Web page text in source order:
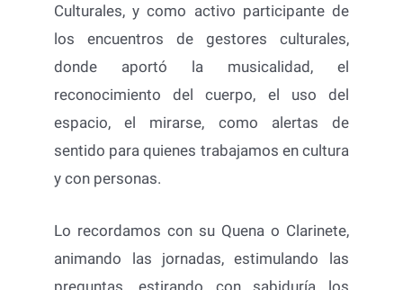
Culturales, y como activo participante de
los encuentros de gestores culturales,
donde aportó la musicalidad, el
reconocimiento del cuerpo, el uso del
espacio, el mirarse, como alertas de
sentido para quienes trabajamos en cultura
y con personas.
Lo recordamos con su Quena o Clarinete,
animando las jornadas, estimulando las
preguntas, estirando con sabiduría los